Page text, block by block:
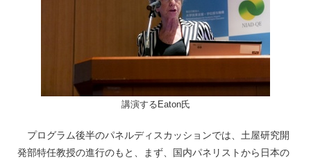
講演するEaton氏
プログラム後半のパネルディスカッションでは、土屋研究開
発部特任教授の進行のもと、まず、国内パネリストから日本の